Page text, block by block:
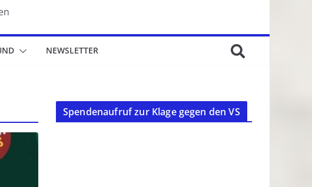
NEWSLETTER
Spendenaufruf zur Klage gegen den VS